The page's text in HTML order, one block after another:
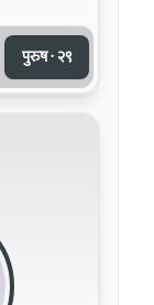
पुरुष · २९